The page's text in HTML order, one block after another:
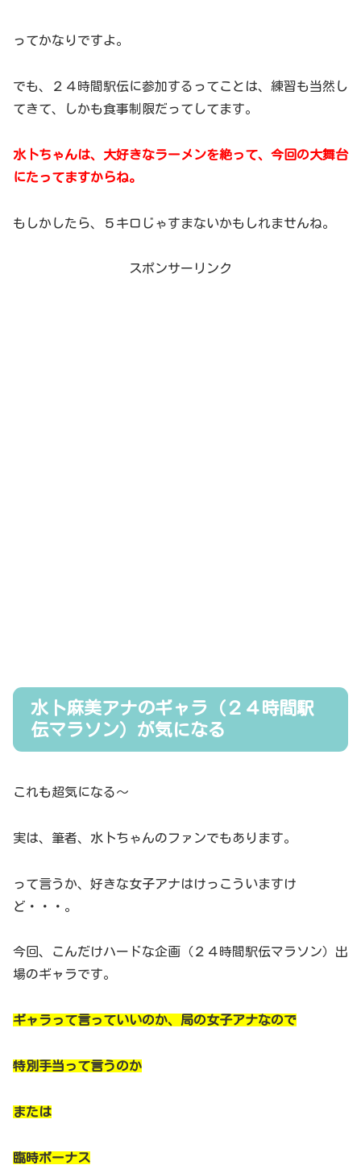
ってかなりですよ。
でも、２４時間駅伝に参加するってことは、練習も当然し
てきて、しかも食事制限だってしてます。
水卜ちゃんは、大好きなラーメンを絶って、今回の大舞台
にたってますからね。
もしかしたら、５キロじゃすまないかもしれませんね。
スポンサーリンク
水卜麻美アナのギャラ（２４時間駅
伝マラソン）が気になる
これも超気になる～
実は、筆者、水卜ちゃんのファンでもあります。
って言うか、好きな女子アナはけっこういますけ
ど・・・。
今回、こんだけハードな企画（２４時間駅伝マラソン）出
場のギャラです。
ギャラって言っていいのか、局の女子アナなので
特別手当って言うのか
または
臨時ボーナス